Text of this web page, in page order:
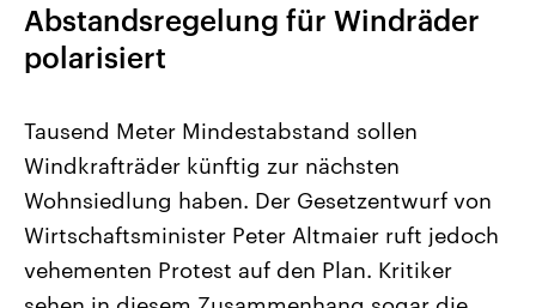
Landtagswahl Sachsen-Anhalt
2026
Alle Informationen
Sachsen-Anhalt wählt am 6.
September 2026 einen neuen
Landtag. Seit 2021 wird das
Bundesland von einer Koalition aus
Aktuelle Beiträge,
Hintergründe
Wirtschaftlich und
gehören die Vereinigten
den mächtigsten Ländern
mit großem Einfluss auf
Abstandsregelung für Windräder
polarisiert
Tausend Meter Mindestabstand sollen
Windkrafträder künftig zur nächsten
Wohnsiedlung haben. Der Gesetzentwurf von
Wirtschaftsminister Peter Altmaier ruft jedoch
vehementen Protest auf den Plan. Kritiker